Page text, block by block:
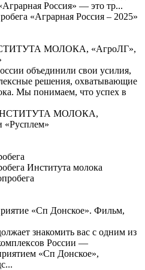
Россия» — это тр...
МОЛОКА, «АгроЛГ»,
объединили свои усилия,
решения, охватывающие
Мы понимаем, что успех в
Института молока
«Сп Донское». Фильм,
знакомить вас с одним из
России —
«Сп Донское»,